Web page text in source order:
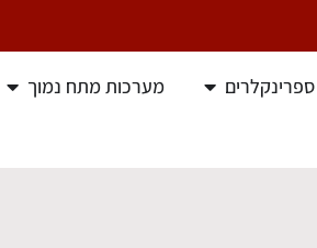
מערכות מתח נמוך